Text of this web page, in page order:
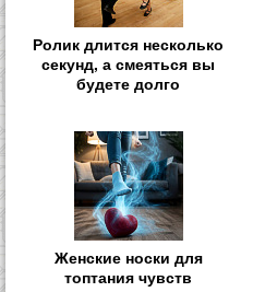
Ролик длится несколько
секунд, а смеяться вы
будете долго
Женские носки для
топтания чувств